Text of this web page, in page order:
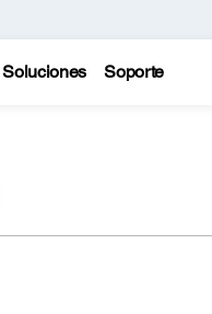
Soluciones Soporte